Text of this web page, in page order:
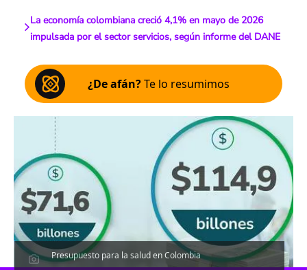
La economía colombiana creció 4,1% en mayo de 2026
impulsada por el sector servicios, según informe del DANE
¿De afán?Te lo resumimos
Presupuesto para la salud en Colombia